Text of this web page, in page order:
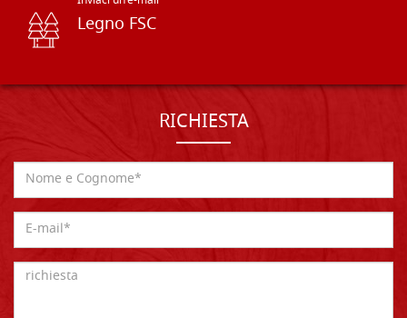
Legno FSC
RICHIESTA